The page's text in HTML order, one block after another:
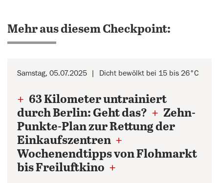
Mehr aus diesem Checkpoint:
Samstag, 05.07.2025 Dicht bewölkt bei 15 bis 26°C
+ 63 Kilometer untrainiert
durch Berlin: Geht das? + Zehn-
Punkte-Plan zur Rettung der
Einkaufszentren +
Wochenendtipps von Flohmarkt
bis Freiluftkino +